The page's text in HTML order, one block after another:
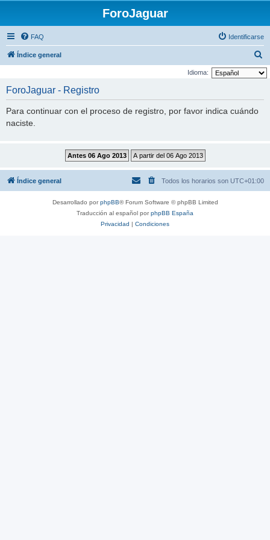
ForoJaguar
FAQ Identificarse
Índice general
u
Idioma:
ForoJaguar - Registro
Para continuar con el proceso de registro, por favor indica cuándo
naciste.
Índice general Todos los horarios son UTC+01:00
Desarrollado porphpBB® Forum Software © phpBB Limited
Traducción al español porphpBB España
Privacidad
Condiciones